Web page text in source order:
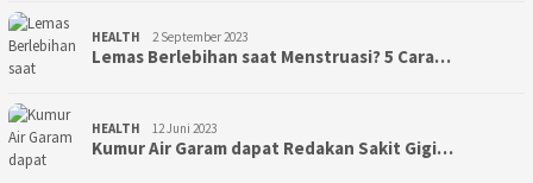
HEALTH 2 September 2023
Lemas Berlebihan saat Menstruasi? 5 Cara…
HEALTH 12 Juni 2023
Kumur Air Garam dapat Redakan Sakit Gigi…